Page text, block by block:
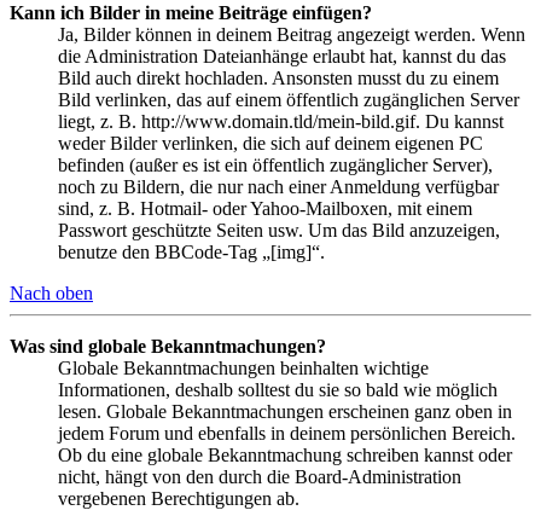
Kann ich Bilder in meine Beiträge einfügen?
Ja, Bilder können in deinem Beitrag angezeigt werden. Wenn
die Administration Dateianhänge erlaubt hat, kannst du das
Bild auch direkt hochladen. Ansonsten musst du zu einem
Bild verlinken, das auf einem öffentlich zugänglichen Server
liegt, z. B. http://www.domain.tld/mein-bild.gif. Du kannst
weder Bilder verlinken, die sich auf deinem eigenen PC
befinden (außer es ist ein öffentlich zugänglicher Server),
noch zu Bildern, die nur nach einer Anmeldung verfügbar
sind, z. B. Hotmail- oder Yahoo-Mailboxen, mit einem
Passwort geschützte Seiten usw. Um das Bild anzuzeigen,
benutze den BBCode-Tag „[img]“.
Nach oben
Was sind globale Bekanntmachungen?
Globale Bekanntmachungen beinhalten wichtige
Informationen, deshalb solltest du sie so bald wie möglich
lesen. Globale Bekanntmachungen erscheinen ganz oben in
jedem Forum und ebenfalls in deinem persönlichen Bereich.
Ob du eine globale Bekanntmachung schreiben kannst oder
nicht, hängt von den durch die Board-Administration
vergebenen Berechtigungen ab.